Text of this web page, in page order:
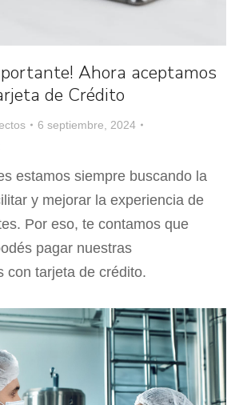
Ahora aceptamos
de Crédito
6 septiembre, 2024
estamos siempre buscando la
y mejorar la experiencia de
Por eso, te contamos que
pagar nuestras
con tarjeta de crédito.